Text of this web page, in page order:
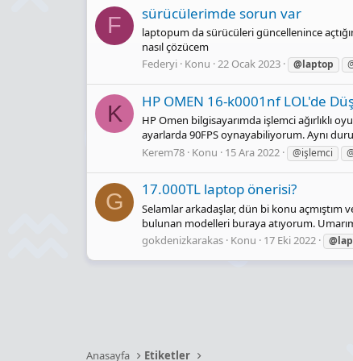
F sürücülerimde sorun var
laptopum da sürücüleri güncellenince
nasıl çözücem
Federyi Konu 22 Ocak 2023 @laptop
K HP OMEN 16-k0001nf LOL'de
HP Omen bilgisayarımda işlemci ağırlıklı
ayarlarda 90FPS oynayabiliyorum. Aynı
Kerem78 Konu 15 Ara 2022 @işlemci
G 17.000TL laptop önerisi?
Selamlar arkadaşlar, dün bi konu açmıştım
bulunan modelleri buraya atıyorum.
gokdenizkarakas Konu 17 Eki 2022
Anasayfa Etiketler